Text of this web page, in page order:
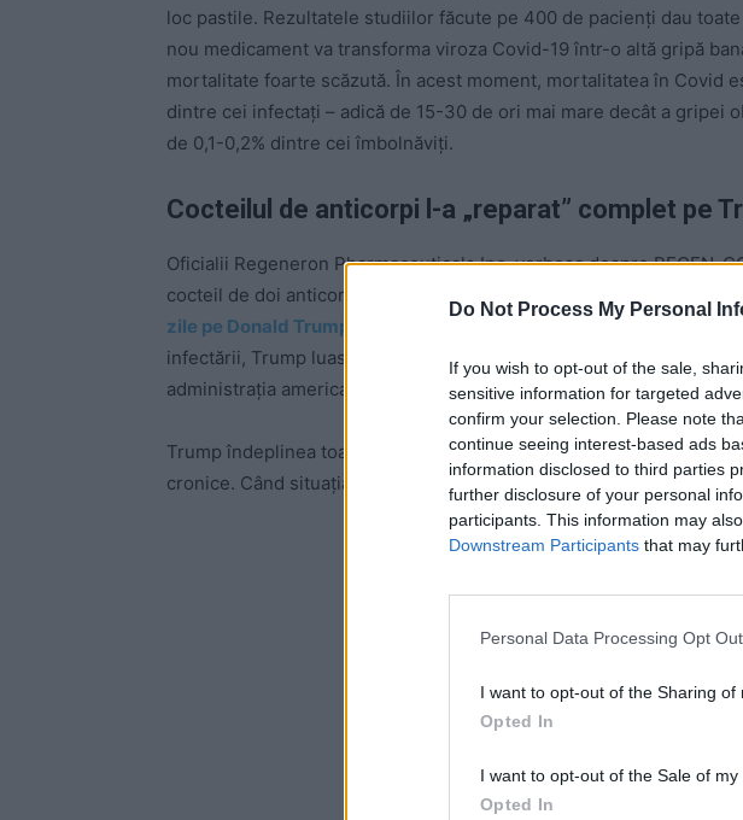
Do Not Process My Personal
If you wish to opt-out of the sale,
sensitive information for targeted
confirm your selection. Please note
continue seeing interest-based ads
information disclosed to third parties
further disclosure of your personal
participants. This information may
Downstream Participants that may
Personal Data Processing Opt
I want to opt-out of the Sharing of
Opted In
I want to opt-out of the Sale of my
Opted In
loc pastile. Rezultatele studiilor făcute pe 400 de pacienți dau
nou medicament va transforma viroza Covid-19 într-o altă gripă
mortalitate foarte scăzută. În acest moment, mortalitatea în Covid
dintre cei infectați – adică de 15-30 de ori mai mare decât a gripei
de 0,1-0,2% dintre cei îmbolnăviți.
Cocteilul de anticorpi l-a „reparat” complet pe
Oficialii Regeneron Pharmaceuticals Inc. vorbesc despre REGEN-
cocteil de doi anticorpi – celebrul medicament care, în septembrie,
zile pe Donald Trump
, președintele american din acel moment.
infectării, Trump luase virusul și a ajuns la spital, într-o stare destul
administrația americană minimalizase pericolul.
Trump îndeplinea toate condițiile grupelor de risc: era în vârstă
cronice. Când situația i s-a agravat,
a fost luat direct cu elicopterul
- Advertisement -